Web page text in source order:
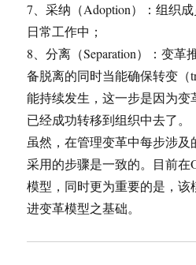
7、采纳（Adoption）：组织
日常工作中；
8、分离（Separation）：变
备脱离的同时当能确保转变（
能持续发生，这一步是因为
已经成功转移到组织中去了。
虽然，在管理变革中每步涉及
采用的步骤是一致的。目前
模型，同时更为重要的是，该
进变革模型之基础。